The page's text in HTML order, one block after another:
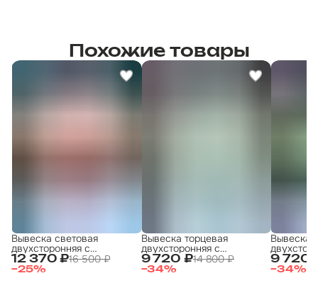
Похожие товары
12 370 ₽16 500 ₽
−25%
Вывеска световая
двухсторонняя с
подсветкой "Шашлык 3"
50х50 см
9 720 ₽14 800 ₽
−34%
Вывеска торцевая
двухсторонняя с
подсветкой 50х50
ХАЛЯЛЬ 50x50 4
9 720
−34%
Вывеска
ХАЛЯЛЬ